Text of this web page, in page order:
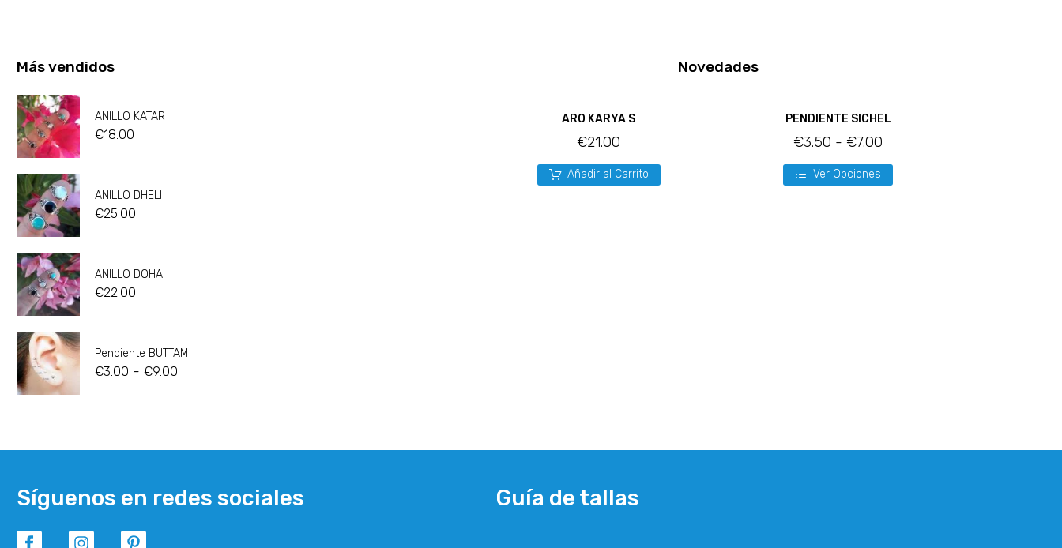
Más vendidos
ANILLO KATAR
€18.00
ANILLO DHELI
€25.00
ANILLO DOHA
€22.00
Pendiente BUTTAM
€3.00 - €9.00
Novedades
ARO KARYA S
€21.00
Añadir al Carrito
PENDIENTE SICHEL
€3.50 - €7.00
Ver Opciones
Síguenos en redes sociales Guía de tallas